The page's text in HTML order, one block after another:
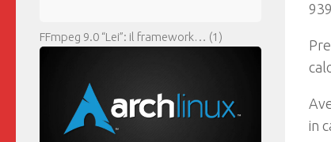
in
FFmpeg 9.0 “Lei”: il framework… (1)